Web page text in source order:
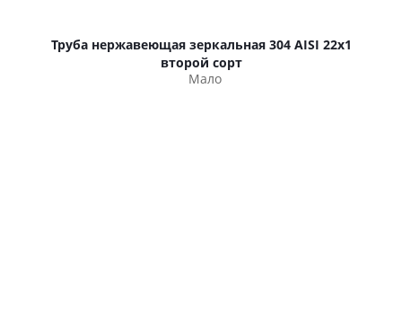
Труба нержавеющая зеркальная 304 AISI 22х1
второй сорт
Мало